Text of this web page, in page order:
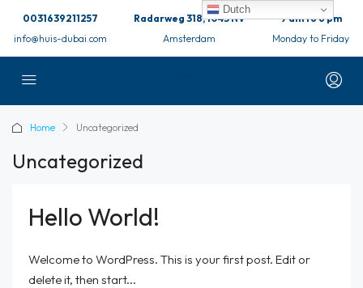
0031639211257
info@huis-dubai.com
Radarweg 318, 1043 NV
Amsterdam
9 am to 6 pm
Monday to Friday
Home Uncategorized
Uncategorized
Hello World!
Welcome to WordPress. This is your first post. Edit or
delete it, then start...
Dutch